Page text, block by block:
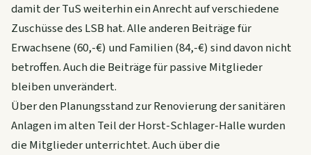
damit der TuS weiterhin ein Anrecht auf verschiedene
Zuschüsse des LSB hat. Alle anderen Beiträge für
Erwachsene (60,-€) und Familien (84,-€) sind davon nicht
betroffen. Auch die Beiträge für passive Mitglieder
bleiben unverändert.
Über den Planungsstand zur Renovierung der sanitären
Anlagen im alten Teil der Horst-Schlager-Halle wurden
die Mitglieder unterrichtet. Auch über die